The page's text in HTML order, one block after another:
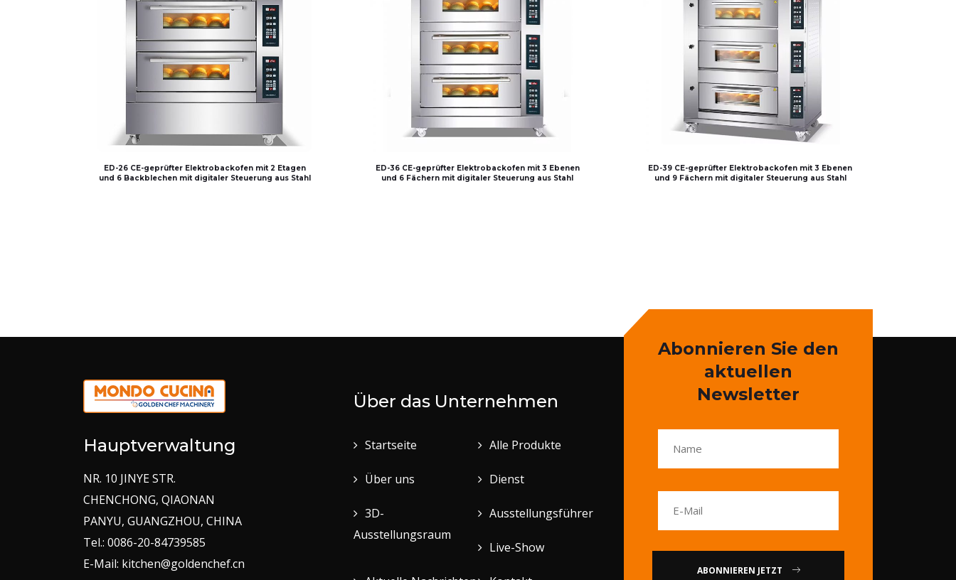
ED-26 CE-geprüfter Elektrobackofen mit 2 Etagen
und 6 Backblechen mit digitaler Steuerung aus Stahl
ED-36 CE-geprüfter Elektrobackofen mit 3 Ebenen
und 6 Fächern mit digitaler Steuerung aus Stahl
ED-39 CE-geprüfter Elektrobackofen mit 3 Ebenen
und 9 Fächern mit digitaler Steuerung aus Stahl
Hauptverwaltung
NR. 10 JINYE STR.
CHENCHONG, QIAONAN
PANYU, GUANGZHOU, CHINA
Tel.: 0086-20-84739585
E-Mail: kitchen@goldenchef.cn
Über das Unternehmen
Startseite Alle Produkte
Über uns Dienst
3D-
Ausstellungsraum
Ausstellungsführer
Live-Show
Abonnieren Sie den
aktuellen
Newsletter
ABONNIEREN JETZT